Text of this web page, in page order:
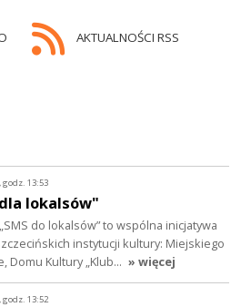
AKTUALNOŚCI RSS
godz. 13:53
lokalsów"
do lokalsów” to wspólna inicjatywa
instytucji kultury: Miejskiego
Domu Kultury „Klub… » więcej
godz. 13:52